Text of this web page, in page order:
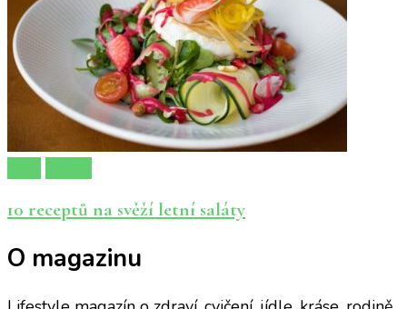
10 receptů na svěží letní saláty
O magazinu